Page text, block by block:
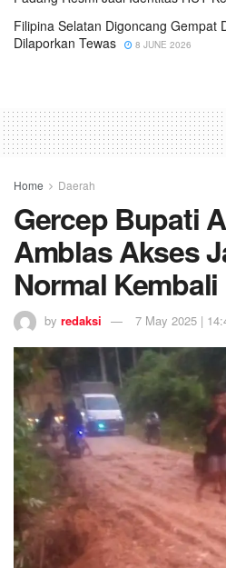
Filipina Selatan Digoncang Gempat
Dilaporkan Tewas
8 JUNE 2026
Home Daerah
Gercep Bupati
Amblas Akses
Normal Kembali
by redaksi 7 May 2025 |